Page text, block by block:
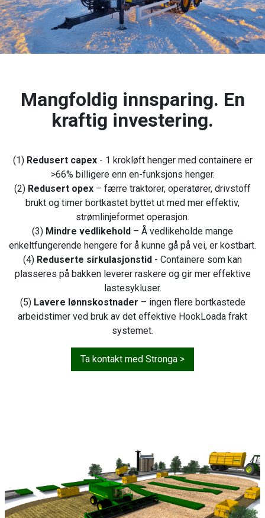
Mangfoldig innsparing. En
kraftig investering.
(1) Redusert capex- 1 krokløft henger med containere er
>66% billigere enn en-funksjons henger.
(2) Redusert opex – færre traktorer, operatører, drivstoff
brukt og timer bortkastet byttet ut med mer effektiv,
strømlinjeformet operasjon.
(3) Mindre vedlikehold – Å vedlikeholde mange
enkeltfungerende hengere for å kunne gå på vei, er kostbart.
(4) Reduserte sirkulasjonstid - Containere som kan
plasseres på bakken leverer raskere og gir mer effektive
lastesykluser.
(5) Lavere lønnskostnader – ingen flere bortkastede
arbeidstimer ved bruk av det effektive HookLoada frakt
systemet.
Ta kontakt med Stronga >